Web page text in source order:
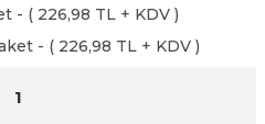
- ( 226,98 TL + KDV )
- ( 226,98 TL + KDV )